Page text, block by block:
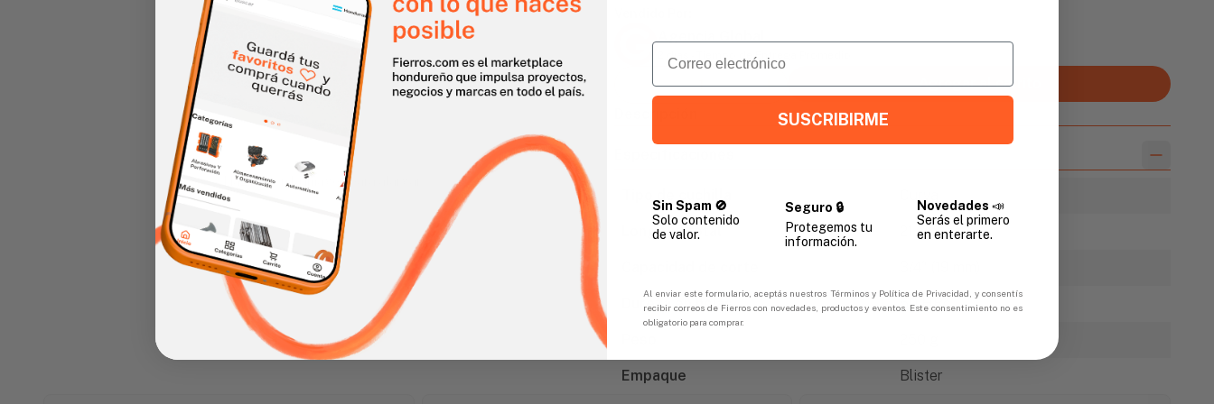
Haz clic en la imagen para alargar
2 días - Tiempo de Entrega Promedio
Agregar al carrito
Longitud total 21 cm
Dureza en hojas 50 HRc
Empaque Blister
Email
SUSCRIBIRME
Sin Spam 🚫
Solo contenido
de valor.
Seguro 🔒
Protegemos tu
información.
Novedades📣
Serás el primero
en enterarte.
Al enviar este formulario, aceptás nuestros Términos y Política de Privacidad, y consentís
recibir correos de Fierros con novedades, productos y eventos. Este consentimiento no es
obligatorio para comprar.